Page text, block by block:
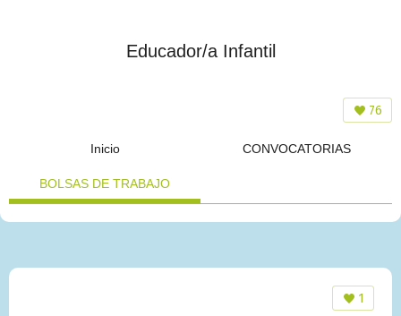
Educador/a Infantil
76
Inicio CONVOCATORIAS
BOLSAS DE TRABAJO
1